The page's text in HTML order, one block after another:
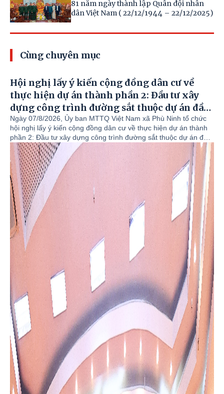
81 năm ngày thành lập Quân đội nhân
dân Việt Nam ( 22/12/1944 – 22/12/2025)
Cùng chuyên mục
Hội nghị lấy ý kiến cộng đồng dân cư về
thực hiện dự án thành phần 2: Đầu tư xây
dựng công trình đường sắt thuộc dự án đầu
tư xây dựng tuyến đường sắt Lào Cai – Hà
Nội – Hải Phòng.
Ngày 07/8/2026, Ủy ban MTTQ Việt Nam xã Phù Ninh tổ chức
hội nghị lấy ý kiến cộng đồng dân cư về thực hiện dự án thành
phần 2: Đầu tư xây dựng công trình đường sắt thuộc dự án đầu
tư xây dựng tuyến đường sắt Lào Cai – Hà Nội – Hải Phòng. Dự
hội nghị có Lãnh đạo Ủy ban MTTQ tỉnh; Ban QLDA đường sắt
cao tốc Lào Cai – Hà Nội – Hải Phòng. Lãnh đạo xã Phù Ninh có
đồng chí Chu Đức Thắng – Phó bí thư Thường trực Đảng ủy;
Đồng chí Hoàng Văn Luyện - Ủy viên BTV Đảng ủy, Phó chủ tịch
UBND xã; Đồng chí Nguyễn Văn Bàng - Ủy viên BTV Đảng ủy,
Chủ tịch Ủy ban MTTQ xã; Các đồng chí trong Ban thường trực
Ủy ban MTTQ xã, Trưởng các phòng, cơ quan chuyên môn;
Các đồng chí Bí thư chi bộ, Tổ trưởng tổ dân phố, Trưởng ban
công tác mặt trận và đại diện các hộ gia đình chịu ảnh hưởng
trực tiếp bởi dự án trên địa bàn xã.